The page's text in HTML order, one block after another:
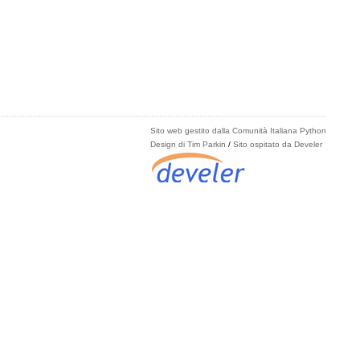
Sito web gestito dalla Comunità Italiana Python
Design di Tim Parkin /Sito ospitato da Develer